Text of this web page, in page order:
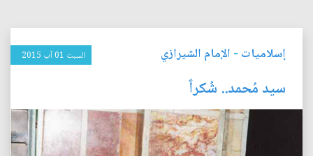
إسلاميات - الإمام الشيرازي السبت 01 آب 2015
سيد مُحمد.. شُكراً